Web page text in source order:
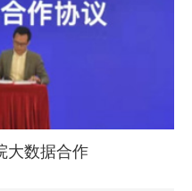
大数据合作